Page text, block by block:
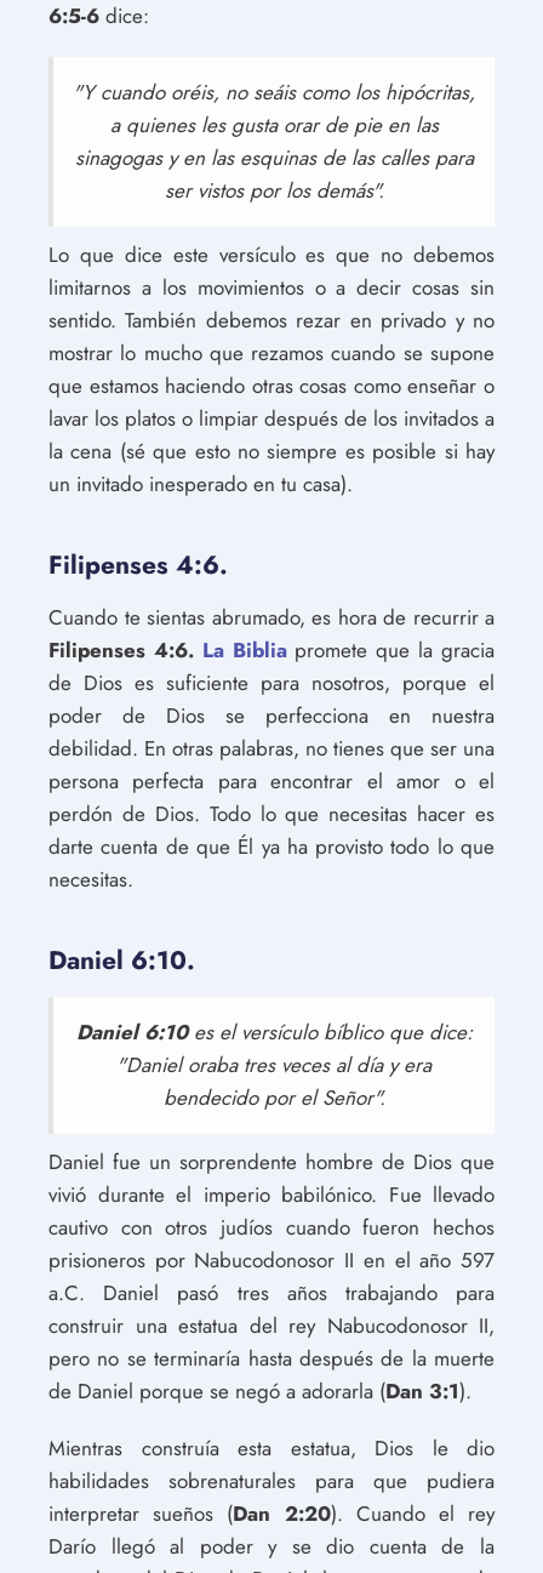
6:5-6 dice:
"Y cuando oréis, no seáis como los hipócritas,
a quienes les gusta orar de pie en las
sinagogas y en las esquinas de las calles para
ser vistos por los demás".
Lo que dice este versículo es que no debemos
limitarnos a los movimientos o a decir cosas sin
sentido. También debemos rezar en privado y no
mostrar lo mucho que rezamos cuando se supone
que estamos haciendo otras cosas como enseñar o
lavar los platos o limpiar después de los invitados a
la cena (sé que esto no siempre es posible si hay
un invitado inesperado en tu casa).
Filipenses 4:6.
Cuando te sientas abrumado, es hora de recurrir a
Filipenses 4:6. La Bibliapromete que la gracia
de Dios es suficiente para nosotros, porque el
poder de Dios se perfecciona en nuestra
debilidad. En otras palabras, no tienes que ser una
persona perfecta para encontrar el amor o el
perdón de Dios. Todo lo que necesitas hacer es
darte cuenta de que Él ya ha provisto todo lo que
necesitas.
Daniel 6:10.
Daniel 6:10es el versículo bíblico que dice:
"Daniel oraba tres veces al día y era
bendecido por el Señor".
Daniel fue un sorprendente hombre de Dios que
vivió durante el imperio babilónico. Fue llevado
cautivo con otros judíos cuando fueron hechos
prisioneros por Nabucodonosor II en el año 597
a.C. Daniel pasó tres años trabajando para
construir una estatua del rey Nabucodonosor II,
pero no se terminaría hasta después de la muerte
de Daniel porque se negó a adorarla (Dan 3:1).
Mientras construía esta estatua, Dios le dio
habilidades sobrenaturales para que pudiera
interpretar sueños (Dan 2:20). Cuando el rey
Darío llegó al poder y se dio cuenta de la